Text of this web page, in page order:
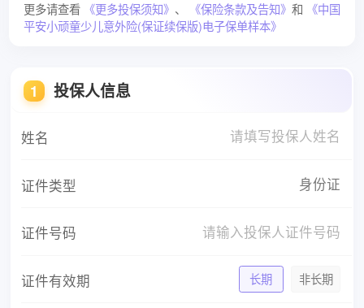
更多请查看 《更多投保须知》 、 《保险条款及告知》 和 《中国
平安小顽童少儿意外险(保证续保版)电子保单样本》
1 投保人信息
姓名
证件类型 身份证
证件号码
证件有效期 长期 非长期